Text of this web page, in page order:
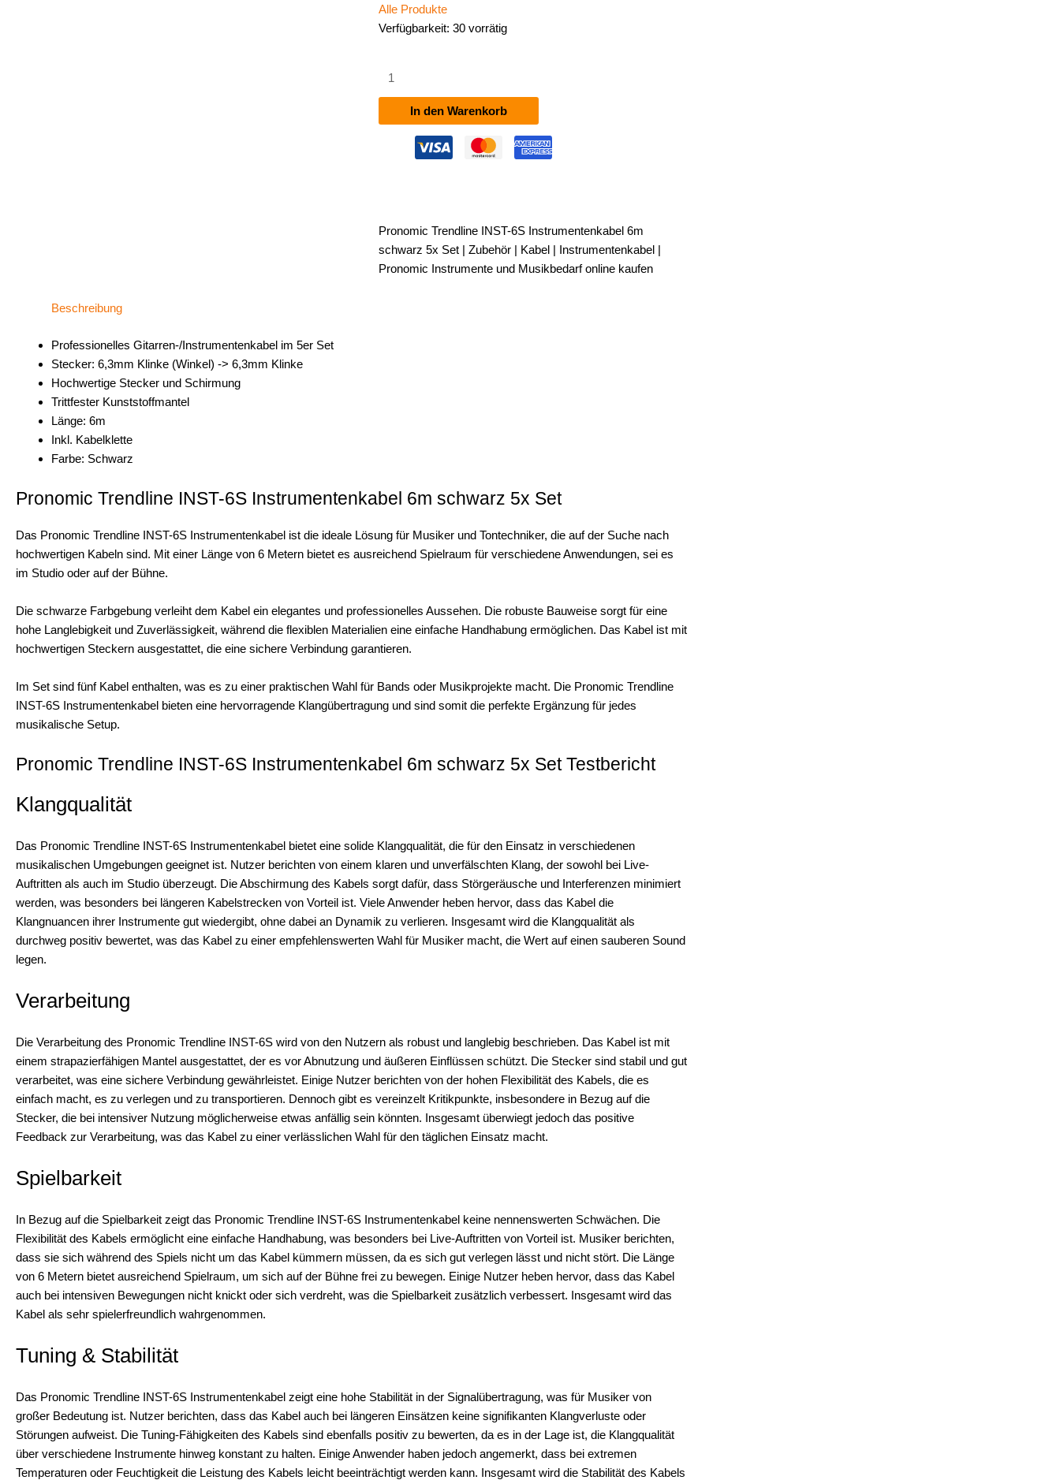
Alle Produkte
Verfügbarkeit: 30 vorrätig
Trendline
6S
Instrumentenkabel
Menge
In den Warenkorb
Pronomic Trendline INST-6S Instrumentenkabel 6m
schwarz 5x Set | Zubehör | Kabel | Instrumentenkabel |
Pronomic Instrumente und Musikbedarf online kaufen
Beschreibung
Professionelles Gitarren-/Instrumentenkabel im 5er Set
Stecker: 6,3mm Klinke (Winkel) -> 6,3mm Klinke
Hochwertige Stecker und Schirmung
Trittfester Kunststoffmantel
Länge: 6m
Inkl. Kabelklette
Farbe: Schwarz
Pronomic Trendline INST-6S Instrumentenkabel 6m schwarz 5x Set
Das Pronomic Trendline INST-6S Instrumentenkabel ist die ideale Lösung für Musiker und Tontechniker, die auf der Suche nach
hochwertigen Kabeln sind. Mit einer Länge von 6 Metern bietet es ausreichend Spielraum für verschiedene Anwendungen, sei es
im Studio oder auf der Bühne.
Die schwarze Farbgebung verleiht dem Kabel ein elegantes und professionelles Aussehen. Die robuste Bauweise sorgt für eine
hohe Langlebigkeit und Zuverlässigkeit, während die flexiblen Materialien eine einfache Handhabung ermöglichen. Das Kabel ist mit
hochwertigen Steckern ausgestattet, die eine sichere Verbindung garantieren.
Im Set sind fünf Kabel enthalten, was es zu einer praktischen Wahl für Bands oder Musikprojekte macht. Die Pronomic Trendline
INST-6S Instrumentenkabel bieten eine hervorragende Klangübertragung und sind somit die perfekte Ergänzung für jedes
musikalische Setup.
Pronomic Trendline INST-6S Instrumentenkabel 6m schwarz 5x Set Testbericht
Klangqualität
Das Pronomic Trendline INST-6S Instrumentenkabel bietet eine solide Klangqualität, die für den Einsatz in verschiedenen
musikalischen Umgebungen geeignet ist. Nutzer berichten von einem klaren und unverfälschten Klang, der sowohl bei Live-
Auftritten als auch im Studio überzeugt. Die Abschirmung des Kabels sorgt dafür, dass Störgeräusche und Interferenzen minimiert
werden, was besonders bei längeren Kabelstrecken von Vorteil ist. Viele Anwender heben hervor, dass das Kabel die
Klangnuancen ihrer Instrumente gut wiedergibt, ohne dabei an Dynamik zu verlieren. Insgesamt wird die Klangqualität als
durchweg positiv bewertet, was das Kabel zu einer empfehlenswerten Wahl für Musiker macht, die Wert auf einen sauberen Sound
legen.
Verarbeitung
Die Verarbeitung des Pronomic Trendline INST-6S wird von den Nutzern als robust und langlebig beschrieben. Das Kabel ist mit
einem strapazierfähigen Mantel ausgestattet, der es vor Abnutzung und äußeren Einflüssen schützt. Die Stecker sind stabil und gut
verarbeitet, was eine sichere Verbindung gewährleistet. Einige Nutzer berichten von der hohen Flexibilität des Kabels, die es
einfach macht, es zu verlegen und zu transportieren. Dennoch gibt es vereinzelt Kritikpunkte, insbesondere in Bezug auf die
Stecker, die bei intensiver Nutzung möglicherweise etwas anfällig sein könnten. Insgesamt überwiegt jedoch das positive
Feedback zur Verarbeitung, was das Kabel zu einer verlässlichen Wahl für den täglichen Einsatz macht.
Spielbarkeit
In Bezug auf die Spielbarkeit zeigt das Pronomic Trendline INST-6S Instrumentenkabel keine nennenswerten Schwächen. Die
Flexibilität des Kabels ermöglicht eine einfache Handhabung, was besonders bei Live-Auftritten von Vorteil ist. Musiker berichten,
dass sie sich während des Spiels nicht um das Kabel kümmern müssen, da es sich gut verlegen lässt und nicht stört. Die Länge
von 6 Metern bietet ausreichend Spielraum, um sich auf der Bühne frei zu bewegen. Einige Nutzer heben hervor, dass das Kabel
auch bei intensiven Bewegungen nicht knickt oder sich verdreht, was die Spielbarkeit zusätzlich verbessert. Insgesamt wird das
Kabel als sehr spielerfreundlich wahrgenommen.
Tuning & Stabilität
Das Pronomic Trendline INST-6S Instrumentenkabel zeigt eine hohe Stabilität in der Signalübertragung, was für Musiker von
großer Bedeutung ist. Nutzer berichten, dass das Kabel auch bei längeren Einsätzen keine signifikanten Klangverluste oder
Störungen aufweist. Die Tuning-Fähigkeiten des Kabels sind ebenfalls positiv zu bewerten, da es in der Lage ist, die Klangqualität
über verschiedene Instrumente hinweg konstant zu halten. Einige Anwender haben jedoch angemerkt, dass bei extremen
Temperaturen oder Feuchtigkeit die Leistung des Kabels leicht beeinträchtigt werden kann. Insgesamt wird die Stabilität des Kabels